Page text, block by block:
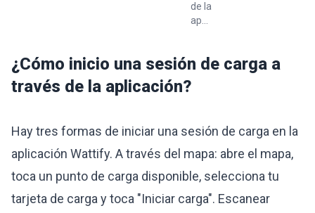
de la
ap...
¿Cómo inicio una sesión de carga a
través de la aplicación?
Hay tres formas de iniciar una sesión de carga en la
aplicación Wattify. A través del mapa: abre el mapa,
toca un punto de carga disponible, selecciona tu
tarjeta de carga y toca "Iniciar carga". Escanear